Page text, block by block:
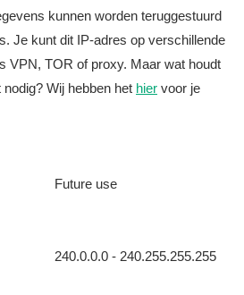
kunnen worden teruggestuurd
Je kunt dit IP-adres op verschillende
VPN, TOR of proxy. Maar wat houdt
Wij hebben het hier voor je
Future use
240.0.0.0 - 240.255.255.255